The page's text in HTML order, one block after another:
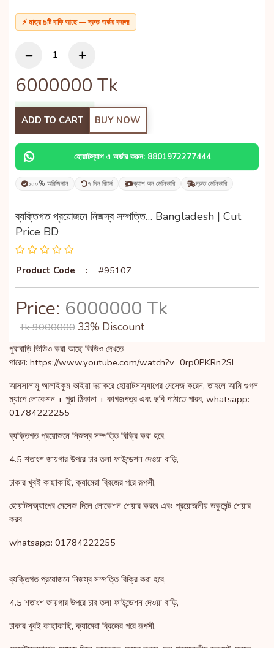
⚡ মাত্র 5টি বাকি আছে — দ্রুত অর্ডার করুন!
6000000 Tk
ADD TO CART BUY NOW
হোয়াটস্যাপ এ অর্ডার করুন: 8801972277444
১০০% অরিজিনাল ৭ দিন রিটার্ন ক্যাশ অন ডেলিভারি দ্রুত ডেলিভারি
ব্যক্তিগত প্রয়োজনে নিজস্ব সম্পত্তি… Bangladesh | Cut
Price BD
Product Code : #95107
Price: 6000000 Tk
Tk 9000000 33% Discount
পুরাবাড়ি ভিডিও করা আছে ভিডিও দেখতে
পারেন: https://www.youtube.com/watch?v=0rp0PKRn2SI
আসসালামু আলাইকুম ভাইয়া দয়াকরে হোয়াটসঅ্যাপের মেসেজ করেন, তাহলে আমি গুগল
ম্যাপে লোকেশন + পুরা ঠিকানা + কাগজপত্র এবং ছবি পাঠাতে পারব, whatsapp:
01784222255
ব্যক্তিগত প্রয়োজনে নিজস্ব সম্পত্তি বিক্রি করা হবে,
4.5 শতাংশ জায়গার উপরে চার তলা ফাউন্ডেশন দেওয়া বাড়ি,
ঢাকার খুবই কাছাকাছি, ক্যামেরা ব্রিজের পরে রূপসী,
হোয়াটসঅ্যাপের মেসেজ দিলে লোকেশন শেয়ার করবে এবং প্রয়োজনীয় ডকুমেন্ট শেয়ার
করব
whatsapp: 01784222255
ব্যক্তিগত প্রয়োজনে নিজস্ব সম্পত্তি বিক্রি করা হবে,
4.5 শতাংশ জায়গার উপরে চার তলা ফাউন্ডেশন দেওয়া বাড়ি,
ঢাকার খুবই কাছাকাছি, ক্যামেরা ব্রিজের পরে রূপসী,